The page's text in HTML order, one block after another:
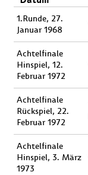
1.Runde, 27.
Januar 1968
Achtelfinale
Hinspiel, 12.
Februar 1972
Achtelfinale
Rückspiel, 22.
Februar 1972
Achtelfinale
Hinspiel, 3. März
1973